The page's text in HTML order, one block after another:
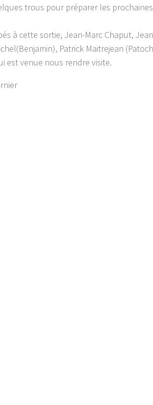
trous pour préparer les prochaines
à cette sortie, Jean-Marc Chaput,
Patrick Maitrejean
est venue nous rendre visite.